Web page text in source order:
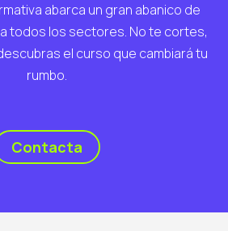
abarca un gran abanico de
todos los sectores. No te cortes,
el curso que cambiará tu
rumbo.
Contacta